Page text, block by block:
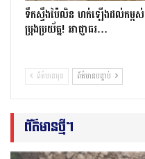
ទឹកស្ទឹងប៉ៃលិន ហក់ឡើងដល់កម្ពស់
ប្រុងប្រយ័ត្ន! អាជ្ញាធរ…
ព័ត៌មានមុន ព័ត៌មានបន្ទាប់
ព័ត៌មានថ្មីៗ